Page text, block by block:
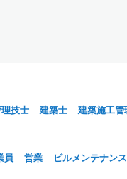
技士 建築士 建築施工管
員 営業 ビルメンテナン